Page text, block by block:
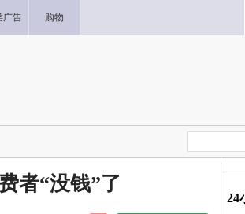
广告 购物
者“没钱”了
24